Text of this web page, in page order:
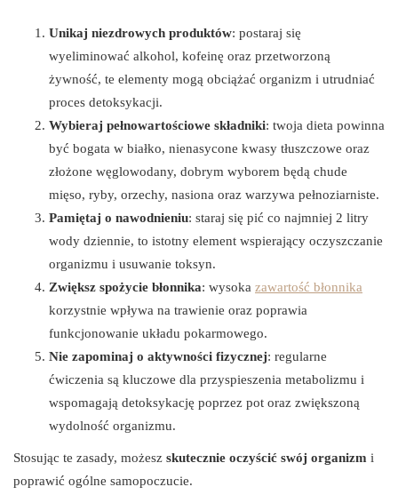
Unikaj niezdrowych produktów: postaraj się
wyeliminować alkohol, kofeinę oraz przetworzoną
żywność, te elementy mogą obciążać organizm i utrudniać
proces detoksykacji.
Wybieraj pełnowartościowe składniki: twoja dieta powinna
być bogata w białko, nienasycone kwasy tłuszczowe oraz
złożone węglowodany, dobrym wyborem będą chude
mięso, ryby, orzechy, nasiona oraz warzywa pełnoziarniste.
Pamiętaj o nawodnieniu: staraj się pić co najmniej 2 litry
wody dziennie, to istotny element wspierający oczyszczanie
organizmu i usuwanie toksyn.
Zwiększ spożycie błonnika: wysoka zawartość błonnika
korzystnie wpływa na trawienie oraz poprawia
funkcjonowanie układu pokarmowego.
Nie zapominaj o aktywności fizycznej: regularne
ćwiczenia są kluczowe dla przyspieszenia metabolizmu i
wspomagają detoksykację poprzez pot oraz zwiększoną
wydolność organizmu.
Stosując te zasady, możesz skutecznie oczyścić swój organizm i
poprawić ogólne samopoczucie.